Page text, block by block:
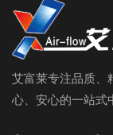
艾富莱专注品质、
心、安心的一站式